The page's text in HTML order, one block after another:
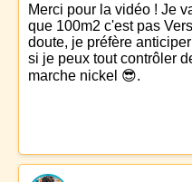
Merci pour la vidéo ! Je
que 100m2 c'est pas
doute, je préfère
si je peux tout contrôler
marche nickel 😎.